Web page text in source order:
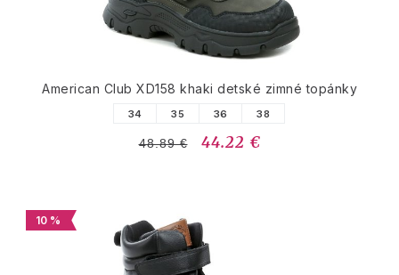
American Club XD158 khaki detské zimné topánky
34 35 36 38
48.89 € 44.22 €
10 %